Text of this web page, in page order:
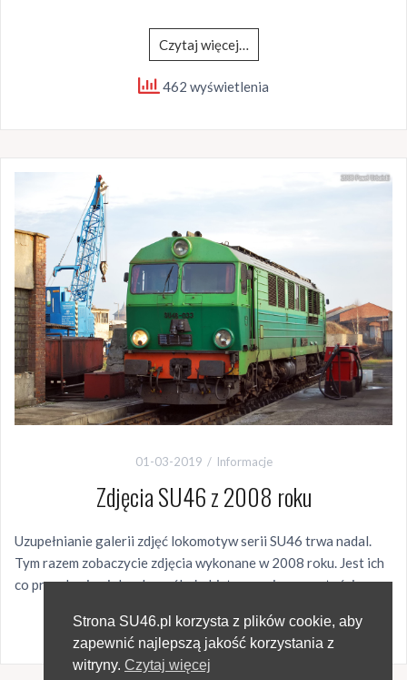
Czytaj więcej…
462 wyświetlenia
01-03-2019 Informacje
Zdjęcia SU46 z 2008 roku
Uzupełnianie galerii zdjęć lokomotyw serii SU46 trwa nadal.
Tym razem zobaczycie zdjęcia wykonane w 2008 roku. Jest ich
co prawda niewiele, ale myślę że historycznie są wartościowe.
195 wyświetlenia
Strona SU46.pl korzysta z plików cookie, aby
zapewnić najlepszą jakość korzystania z
witryny. Czytaj więcej